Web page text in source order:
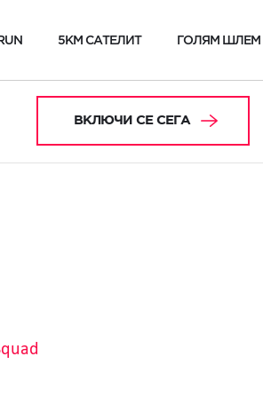
5KM САТЕЛИТ ГОЛЯМ ШЛЕМ
ВКЛЮЧИ СЕ СЕГА